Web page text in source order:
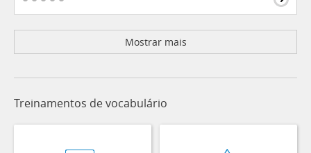
Mostrar mais
Treinamentos de vocabulário